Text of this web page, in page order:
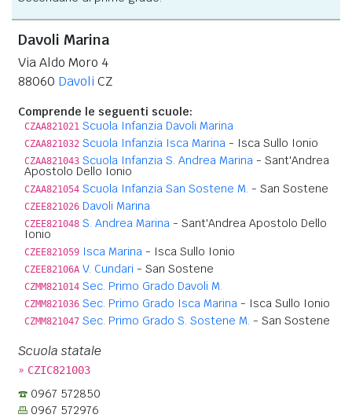
Davoli Marina
Via Aldo Moro 4
88060 Davoli CZ
Comprende le seguenti scuole:
CZAA821021 Scuola Infanzia Davoli Marina
CZAA821032 Scuola Infanzia Isca Marina - Isca Sullo Ionio
CZAA821043 Scuola Infanzia S. Andrea Marina - Sant'Andrea
Apostolo Dello Ionio
CZAA821054 Scuola Infanzia San Sostene M. - San Sostene
CZEE821026 Davoli Marina
CZEE821048 S. Andrea Marina - Sant'Andrea Apostolo Dello
Ionio
CZEE821059 Isca Marina - Isca Sullo Ionio
CZEE82106A V. Cundari - San Sostene
CZMM821014 Sec. Primo Grado Davoli M.
CZMM821036 Sec. Primo Grado Isca Marina - Isca Sullo Ionio
CZMM821047 Sec. Primo Grado S. Sostene M. - San Sostene
Scuola statale
» CZIC821003
0967 572850
0967 572976